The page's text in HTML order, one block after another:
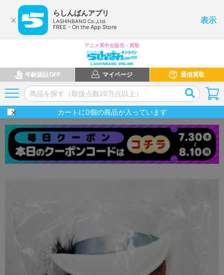
らしんばんアプリ
LASHINBANG Co.,Ltd.
FREE - On the App Store
表示
アニメ系中古販売・買取
年齢認証OFF マイページ 通信買取
カートに0個の商品が入っています